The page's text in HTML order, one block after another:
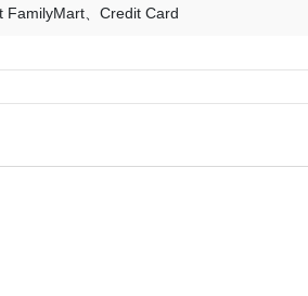
FamilyMart
Credit Card